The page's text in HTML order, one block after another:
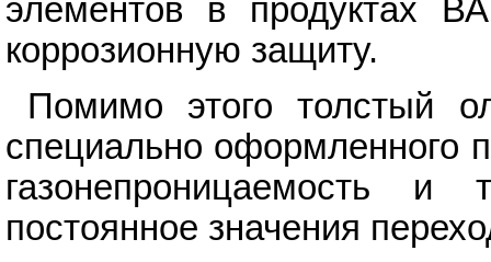
элементов в продуктах
коррозионную защиту.
Помимо этого толстый
специально оформленного
газонепроницаемость и
постоянное значения